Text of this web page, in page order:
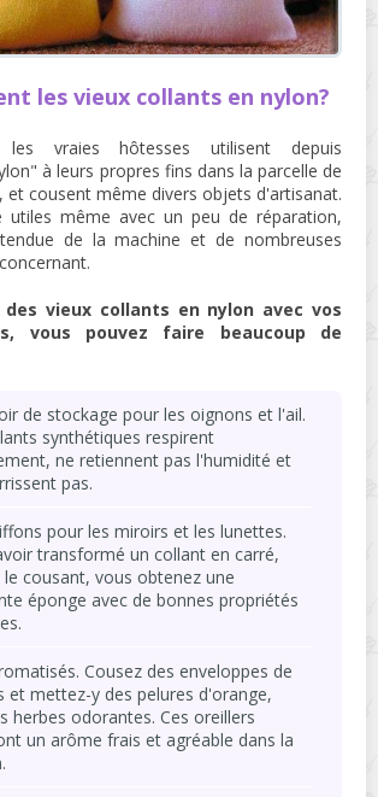
les vieux collants en nylon?
les vraies hôtesses utilisent depuis
à leurs propres fins dans la parcelle de
et cousent même divers objets d'artisanat.
utiles même avec un peu de réparation,
de la machine et de nombreuses
vieux collants en nylon avec vos
vous pouvez faire beaucoup de
de stockage pour les oignons et l'ail.
synthétiques respirent
ne retiennent pas l'humidité et
pas.
pour les miroirs et les lunettes.
transformé un collant en carré,
le cousant, vous obtenez une
éponge avec de bonnes propriétés
Cousez des enveloppes de
et mettez-y des pelures d'orange,
herbes odorantes. Ces oreillers
un arôme frais et agréable dans la